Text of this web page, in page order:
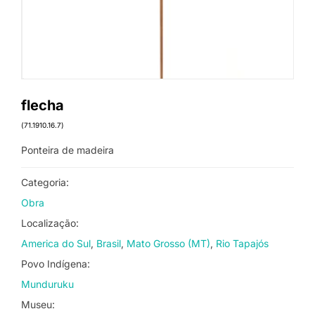
flecha
(71.1910.16.7)
Ponteira de madeira
Categoria:
Obra
Localização:
America do Sul Brasil Mato Grosso (MT) Rio Tapajós
Povo Indígena:
Munduruku
Museu: